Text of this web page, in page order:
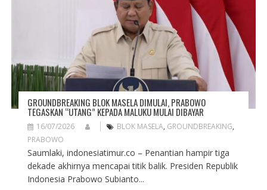
GROUNDBREAKING BLOK MASELA DIMULAI, PRABOWO
TEGASKAN “UTANG” KEPADA MALUKU MULAI DIBAYAR
16/07/2026 BLOK MASELA, GROUNDBREAKING,
PRABOWO
Saumlaki, indonesiatimur.co – Penantian hampir tiga
dekade akhirnya mencapai titik balik. Presiden Republik
Indonesia Prabowo Subianto...